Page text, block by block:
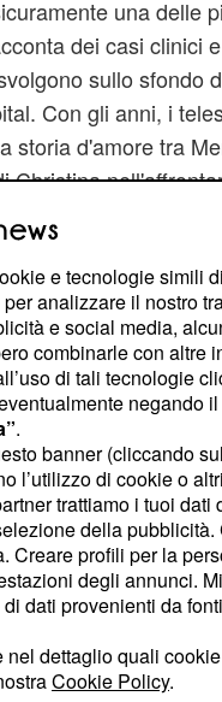
una delle
dei casi clinici
sullo sfondo
Con gli anni, i
storia d'amore tra
Christina
buffi usati da
alla saggezza di
stati questi i punti di
sia a quattordici
Division, andato
di 177 puntate. In
le vicende di Gregory
e dalle
di una equipe di
casi rari, all'interno di
indietro negli anni,
che, negli anni
tv di stampo
e tecnologie simili
analizzare il nostro
e social media,
combinarle con altre
di tali tecnologie
negando
.
banner (cliccando
l’utilizzo di cookie o
trattiamo i tuoi
della
Creare profili per la
degli annunci.
dati provenienti da
nel dettaglio quali
Cookie Policy.